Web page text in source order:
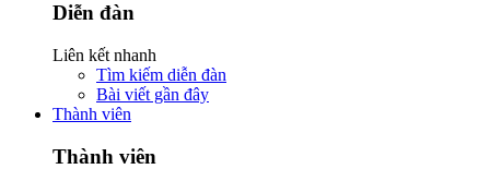
Diễn đàn
Liên kết nhanh
Tìm kiếm diễn đàn
Bài viết gần đây
Thành viên
Thành viên